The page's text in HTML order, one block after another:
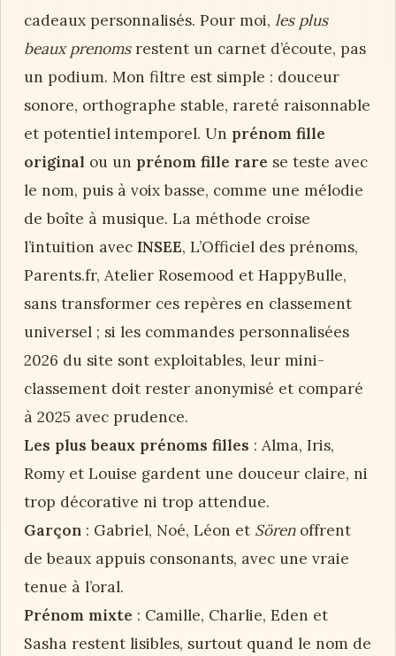
cadeaux personnalisés. Pour moi, les plus
beaux prenomsrestent un carnet d’écoute, pas
un podium. Mon filtre est simple : douceur
sonore, orthographe stable, rareté raisonnable
et potentiel intemporel. Un prénom fille
original ou un prénom fille rare se teste avec
le nom, puis à voix basse, comme une mélodie
de boîte à musique. La méthode croise
l’intuition avec INSEE, L’Officiel des prénoms,
Parents.fr, Atelier Rosemood et HappyBulle,
sans transformer ces repères en classement
universel ; si les commandes personnalisées
2026 du site sont exploitables, leur mini-
classement doit rester anonymisé et comparé
à 2025 avec prudence.
Les plus beaux prénoms filles : Alma, Iris,
Romy et Louise gardent une douceur claire, ni
trop décorative ni trop attendue.
Garçon : Gabriel, Noé, Léon et Sörenoffrent
de beaux appuis consonants, avec une vraie
tenue à l’oral.
Prénom mixte : Camille, Charlie, Eden et
Sasha restent lisibles, surtout quand le nom de